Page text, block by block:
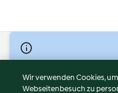
© Copyright 2026
Nutzungsbedingungen
Wir verwenden Cookies,
Webseitenbesuch zu